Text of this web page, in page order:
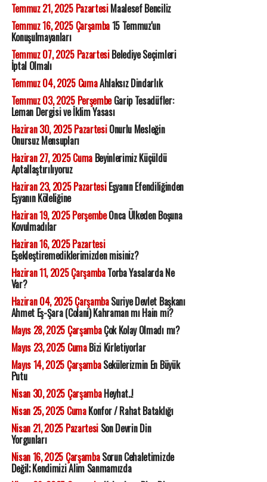
Temmuz 21, 2025 PazartesiMaalesef Benciliz
Temmuz 16, 2025 Çarşamba15 Temmuz'un
Konuşulmayanları
Temmuz 07, 2025 PazartesiBelediye Seçimleri
İptal Olmalı
Temmuz 04, 2025 CumaAhlaksız Dindarlık
Temmuz 03, 2025 PerşembeGarip Tesadüfler:
Leman Dergisi ve İklim Yasası
Haziran 30, 2025 PazartesiOnurlu Mesleğin
Onursuz Mensupları
Haziran 27, 2025 CumaBeyinlerimiz Küçüldü
Aptallaştırılıyoruz
Haziran 23, 2025 PazartesiEşyanın Efendiliğinden
Eşyanın Köleliğine
Haziran 19, 2025 PerşembeOnca Ülkeden Boşuna
Kovulmadılar
Haziran 16, 2025 Pazartesi
Eşekleştiremediklerimizden misiniz?
Haziran 11, 2025 ÇarşambaTorba Yasalarda Ne
Var?
Haziran 04, 2025 ÇarşambaSuriye Devlet Başkanı
Ahmet Eş-Şara (Colani) Kahraman mı Hain mi?
Mayıs 28, 2025 ÇarşambaÇok Kolay Olmadı mı?
Mayıs 23, 2025 CumaBizi Kirletiyorlar
Mayıs 14, 2025 ÇarşambaSekülerizmin En Büyük
Putu
Nisan 30, 2025 ÇarşambaHeyhat..!
Nisan 25, 2025 CumaKonfor / Rahat Bataklığı
Nisan 21, 2025 PazartesiSon Devrin Din
Yorgunları
Nisan 16, 2025 ÇarşambaSorun Cehaletimizde
Değil; Kendimizi Alim Sanmamızda